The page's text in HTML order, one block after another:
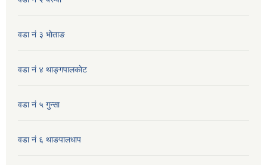
वडा नं ३ भाेताङ
वडा नं ४ थाङ्गपालकाेट
वडा नं ५ गुन्सा
वडा नं ६ थाङपालधाप